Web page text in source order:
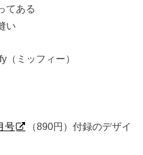
てある
い
（ミッフィー）
号
（890円）付録のデザイ